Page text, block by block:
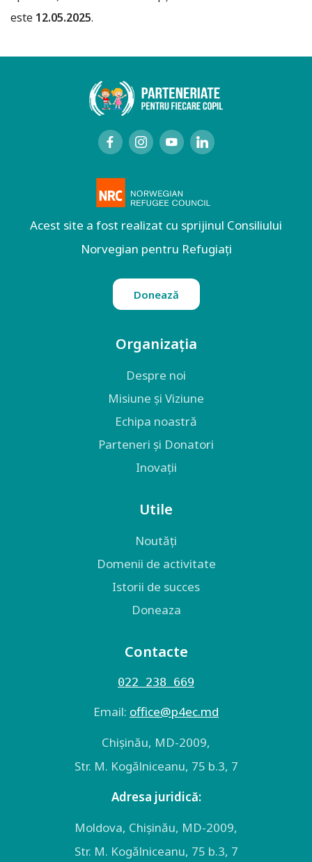
este 12.05.2025.
Acest site a fost realizat cu sprijinul Consiliului
Norvegian pentru Refugiați
Donează
Organizația
Despre noi
Misiune și Viziune
Echipa noastră
Parteneri și Donatori
Inovații
Utile
Noutăți
Domenii de activitate
Istorii de succes
Doneaza
Contacte
022 238 669
Email: оffice@p4ec.md
Chişinău, MD-2009,
Str. M. Kogălniceanu, 75 b.3, 7
Adresa juridică:
Moldova, Chişinău, MD-2009,
Str. M. Kogălniceanu, 75 b.3, 7